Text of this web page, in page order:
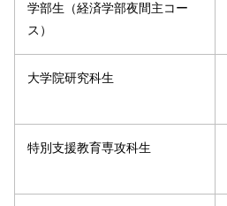
学部生（経済学部夜間主コー
ス）
大学院研究科生
特別支援教育専攻科生